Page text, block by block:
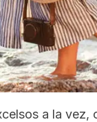
a la vez,